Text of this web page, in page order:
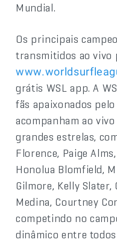
Mundial.
Os principais
transmitidos ao vivo
grátis WSL app. A
fãs apaixonados
acompanham ao
grandes estrelas,
Florence, Paige
Honolua Blomfield,
Gilmore, Kelly Slater,
Medina, Courtney
competindo no
dinâmico entre